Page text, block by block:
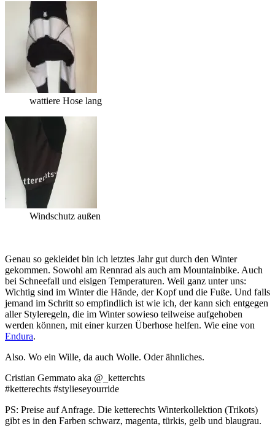
wattiere Hose lang
Windschutz außen
Genau so gekleidet bin ich letztes Jahr gut durch den Winter
gekommen. Sowohl am Rennrad als auch am Mountainbike. Auch
bei Schneefall und eisigen Temperaturen. Weil ganz unter uns:
Wichtig sind im Winter die Hände, der Kopf und die Fuße. Und falls
jemand im Schritt so empfindlich ist wie ich, der kann sich entgegen
aller Styleregeln, die im Winter sowieso teilweise aufgehoben
werden können, mit einer kurzen Überhose helfen. Wie eine von
Endura.
Also. Wo ein Wille, da auch Wolle. Oder ähnliches.
Cristian Gemmato aka @_ketterchts
#ketterechts #stylieseyourride
PS: Preise auf Anfrage. Die ketterechts Winterkollektion (Trikots)
gibt es in den Farben schwarz, magenta, türkis, gelb und blaugrau.